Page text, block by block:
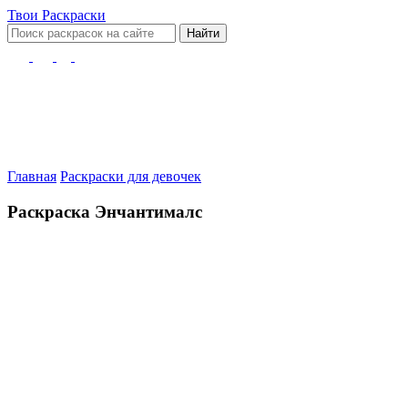
Твои Раскраски
Найти
Главная Раскраски для девочек
Раскраска Энчантималс